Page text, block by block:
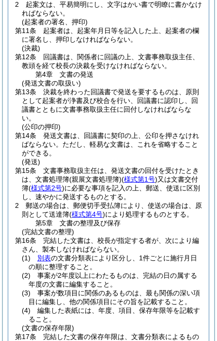
2
起案文は、平易簡明にし、文字はかい書で明瞭に書かなけ
ればならない。
(起案者の署名、押印)
第11条
起案者は、起案年月日等を記入した上、起案者の欄
に署名し、押印しなければならない。
(決裁)
第12条
回議書は、関係者に回議の上、文書事務取扱主任、
教頭を経て校長の決裁を受けなければならない。
第4章
文書の発送
(発送文書の取扱い)
第13条
決裁を終わった回議書で発送を要するものは、原則
として起案者が浄書及び校合を行い、回議書に認印し、回
議書とともに文書事務取扱主任に回付しなければならな
い。
(公印の押印)
第14条
発送文書は、回議書に契印の上、公印を押さなけれ
ばならない。 ただし、軽易な文書は、これを省略すること
ができる。
(発送)
第15条
文書事務取扱主任は、発送文書の回付を受けたとき
は、文書処理簿(親展文書処理簿)(様式第1号)又は文書交付
簿(様式第2号)に必要な事項を記入の上、郵送、使送に区別
し、速やかに発送するものとする。
2
郵送の場合は、郵便切手受払簿により、使送の場合は、原
則として送達簿(様式第4号)により処理するものとする。
第5章
文書の整理及び保存
(完結文書の整理)
第16条
完結した文書は、校長が指定する者が、次により編
さん、製本しなければならない。
(1)
別表の文書分類表により区分し、1件ごとに施行月日
の順に整理すること。
(2)
事案が2年度以上にわたるものは、完結の日の属する
年度の文書に編集すること。
(3)
事案が数項目に関係のあるものは、最も関係の深い項
目に編集し、他の関係項目にその旨を記載すること。
(4)
編集した表紙には、年度、項目、保存年限等を記載す
ること。
(文書の保存年限)
第17条
完結した文書の保存年限は、文書分類表によるもの